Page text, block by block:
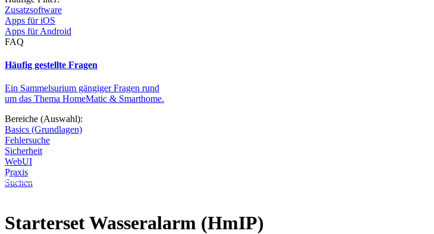
Zusatzsoftware
Apps für iOS
Apps für Android
FAQ
Häufig gestellte Fragen
Ein Sammelsurium gängiger Fragen rund
um das Thema HomeMatic & Smarthome.
Bereiche (Auswahl):
Basics (Grundlagen)
Fehlersuche
Sicherheit
WebUI
Praxis
Suchen
Diese Seite wird nicht weitergeführt, bleibt aber als digitales Archiv online. Vielen Dank für deinen Besuch!
Starterset Wasseralarm (HmIP)